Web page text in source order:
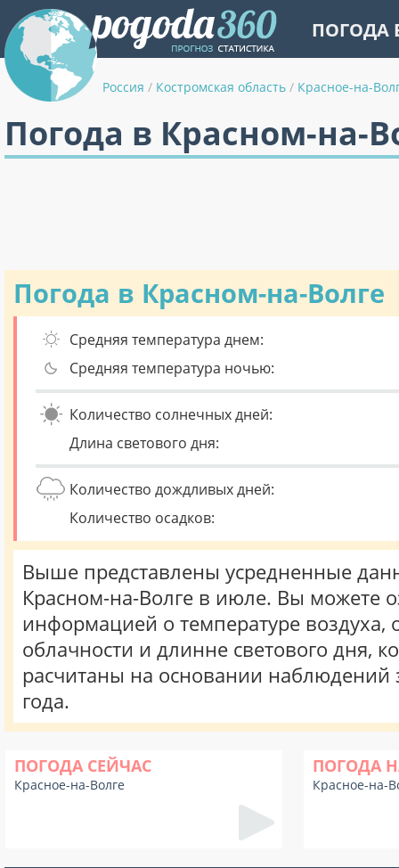
ПОГОДА
Россия / Костромская область / Красное-на-
Погода в Красном-на-
Погода в Красном-на-Волге
Средняя температура днем:
Средняя температура ночью:
Количество солнечных дней:
Длина светового дня:
Количество дождливых дней:
Количество осадков:
Выше представлены усредненные
Красном-на-Волге в июле. Вы можете
информацией о температуре воздуха,
облачности и длинне светового дня,
расчитаны на основании наблюдений
года.
ПОГОДА СЕЙЧАС
Красное-на-Волге
ПОГОДА
Красное-на-